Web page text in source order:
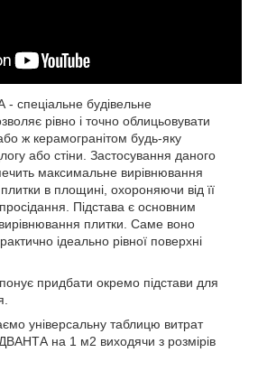
будівельне
рівно і точно облицьовувати
ж керамогранітом будь-яку
або стіни. Застосування даного
максимальне вирівнювання
в площині, охороняючи від її
Підстава є основним
плитки. Саме воно
ідеально рівної поверхні
придбати окремо підстави для
універсальну таблицю витрат
на 1 м2 виходячи з розмірів